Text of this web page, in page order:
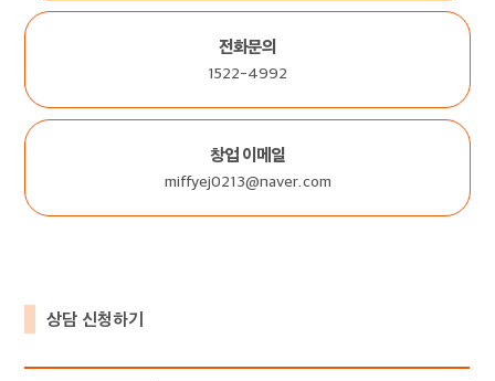
전화문의
1522-4992
창업 이메일
miffyej0213@naver.com
상담 신청하기